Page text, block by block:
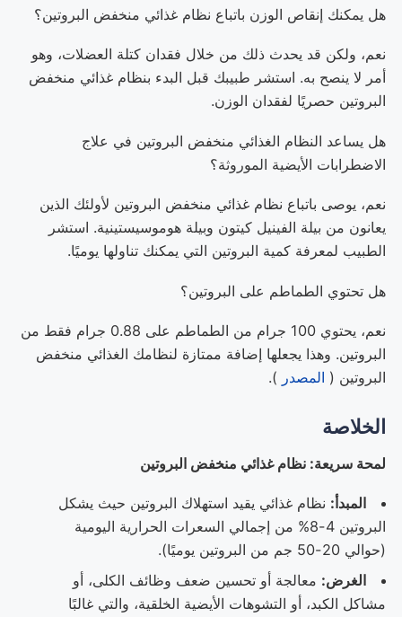
هل يمكنك إنقاص الوزن باتباع نظام غذائي منخفض البروتين؟
نعم، ولكن قد يحدث ذلك من خلال فقدان كتلة العضلات، وهو
أمر لا ينصح به. استشر طبيبك قبل البدء بنظام غذائي منخفض
البروتين حصريًا لفقدان الوزن.
هل يساعد النظام الغذائي منخفض البروتين في علاج
الاضطرابات الأيضية الموروثة؟
نعم، يوصى باتباع نظام غذائي منخفض البروتين لأولئك الذين
يعانون من بيلة الفينيل كيتون وبيلة ​​هوموسيستينية. استشر
الطبيب لمعرفة كمية البروتين التي يمكنك تناولها يوميًا.
هل تحتوي الطماطم على البروتين؟
نعم، يحتوي 100 جرام من الطماطم على 0.88 جرام فقط من
البروتين. وهذا يجعلها إضافة ممتازة لنظامك الغذائي منخفض
البروتين ( المصدر ).
الخلاصة
لمحة سريعة: نظام غذائي منخفض البروتين
المبدأ: نظام غذائي يقيد استهلاك البروتين حيث يشكل
البروتين 4-8% من إجمالي السعرات الحرارية اليومية
(حوالي 20-50 جم من البروتين يوميًا).
الغرض: معالجة أو تحسين ضعف وظائف الكلى، أو
مشاكل الكبد، أو التشوهات الأيضية الخلقية، والتي غالبًا